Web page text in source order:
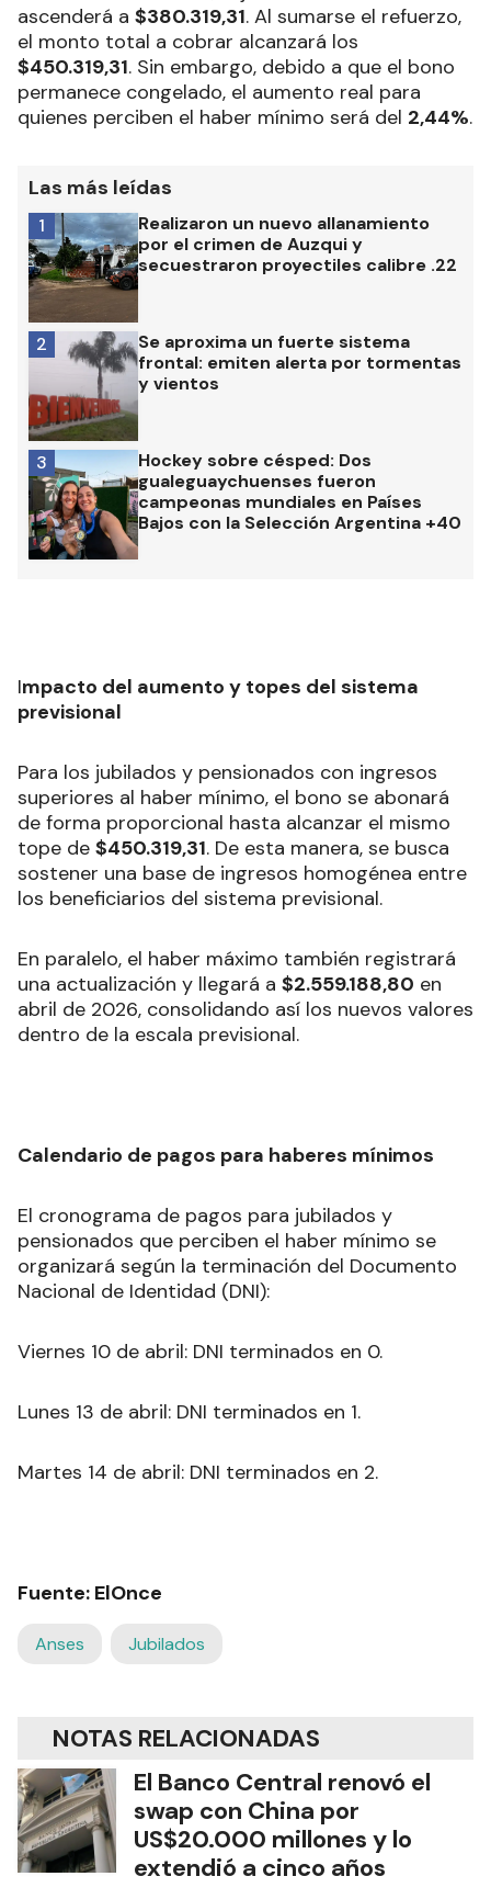
ascenderá a $380.319,31. Al sumarse el refuerzo,
el monto total a cobrar alcanzará los
$450.319,31. Sin embargo, debido a que el bono
permanece congelado, el aumento real para
quienes perciben el haber mínimo será del 2,44%.
Las más leídas
Realizaron un nuevo allanamiento
por el crimen de Auzqui y
secuestraron proyectiles calibre .22
1
Se aproxima un fuerte sistema
frontal: emiten alerta por tormentas
y vientos
2
Hockey sobre césped: Dos
gualeguaychuenses fueron
campeonas mundiales en Países
Bajos con la Selección Argentina +40
3
Impacto del aumento y topes del sistema
previsional
Para los jubilados y pensionados con ingresos
superiores al haber mínimo, el bono se abonará
de forma proporcional hasta alcanzar el mismo
tope de $450.319,31. De esta manera, se busca
sostener una base de ingresos homogénea entre
los beneficiarios del sistema previsional.
En paralelo, el haber máximo también registrará
una actualización y llegará a $2.559.188,80 en
abril de 2026, consolidando así los nuevos valores
dentro de la escala previsional.
Calendario de pagos para haberes mínimos
El cronograma de pagos para jubilados y
pensionados que perciben el haber mínimo se
organizará según la terminación del Documento
Nacional de Identidad (DNI):
Viernes 10 de abril: DNI terminados en 0.
Lunes 13 de abril: DNI terminados en 1.
Martes 14 de abril: DNI terminados en 2.
Fuente: ElOnce
Anses Jubilados
NOTAS RELACIONADAS
El Banco Central renovó el
swap con China por
US$20.000 millones y lo
extendió a cinco años